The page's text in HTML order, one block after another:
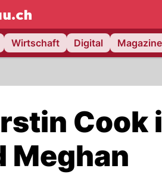
NAU.ch
Wirtschaft Digital Magazine
Cook
Meghan